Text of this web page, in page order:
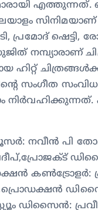
എത്തുന്നത്.
ഷെട്ടി,
നമ്പ്യാരാണ്
ഹിറ്റ്‌
സംഗീത
നവീൻ പി
കൺട്രോളർ:
ഡിസൈൻ: